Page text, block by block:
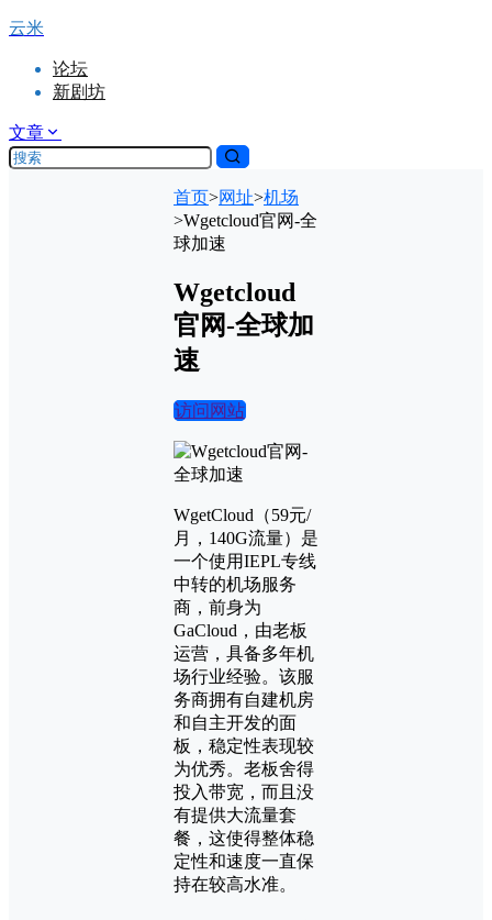
云米
论坛
新剧坊
文章
首页>网址>机场
>Wgetcloud官网-全
球加速
Wgetcloud
官网-全球加
速
访问网站
WgetCloud（59元/
月，140G流量）是
一个使用IEPL专线
中转的机场服务
商，前身为
GaCloud，由老板
运营，具备多年机
场行业经验。该服
务商拥有自建机房
和自主开发的面
板，稳定性表现较
为优秀。老板舍得
投入带宽，而且没
有提供大流量套
餐，这使得整体稳
定性和速度一直保
持在较高水准。